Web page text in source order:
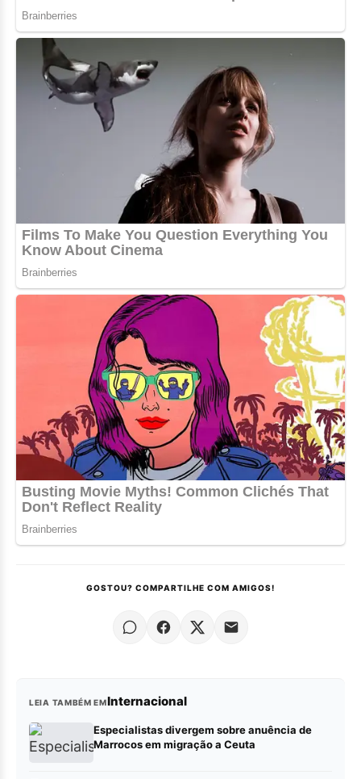
GOSTOU? COMPARTILHE COM AMIGOS!
LEIA TAMBÉM EMInternacional
Especialistas divergem sobre anuência de
Marrocos em migração a Ceuta